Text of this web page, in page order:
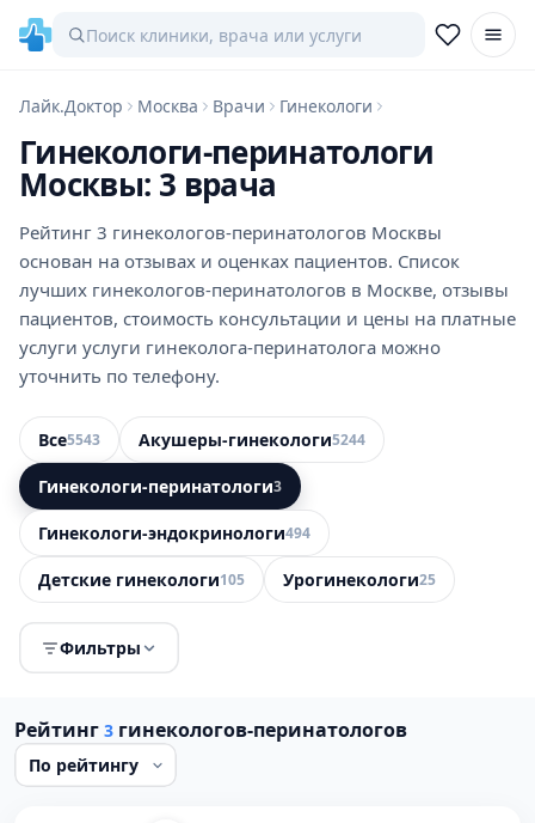
Лайк.Доктор Москва Врачи Гинекологи
Гинекологи-перинатологи
Москвы: 3 врача
Рейтинг 3 гинекологов-перинатологов Москвы
основан на отзывах и оценках пациентов. Список
лучших гинекологов-перинатологов в Москве, отзывы
пациентов, стоимость консультации и цены на платные
услуги услуги гинеколога-перинатолога можно
уточнить по телефону.
Все5543 Акушеры-гинекологи5244
Гинекологи-перинатологи3
Гинекологи-эндокринологи494
Детские гинекологи105 Урогинекологи25
Фильтры
Рейтинг 3 гинекологов-перинатологов